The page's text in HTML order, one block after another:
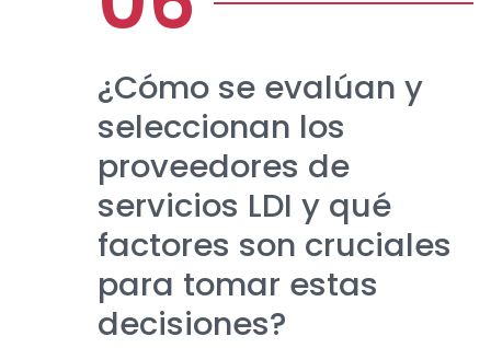
¿Cómo se evalúan y
seleccionan los
proveedores de
servicios LDI y qué
factores son cruciales
para tomar estas
decisiones?